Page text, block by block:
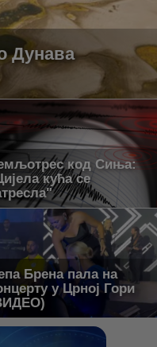
Дунава
код Сиња:
кућа се
Брена пала на
у Црној Гори